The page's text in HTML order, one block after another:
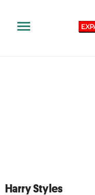
Harry Styles